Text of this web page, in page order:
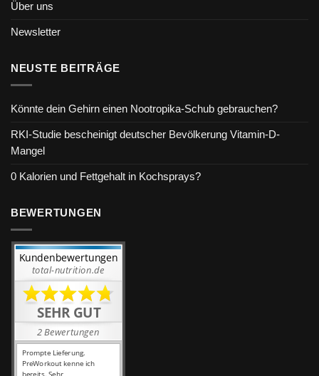
Über uns
Newsletter
NEUSTE BEITRÄGE
Könnte dein Gehirn einen Nootropika-Schub gebrauchen?
RKI-Studie bescheinigt deutscher Bevölkerung Vitamin-D-
Mangel
0 Kalorien und Fettgehalt in Kochsprays?
BEWERTUNGEN